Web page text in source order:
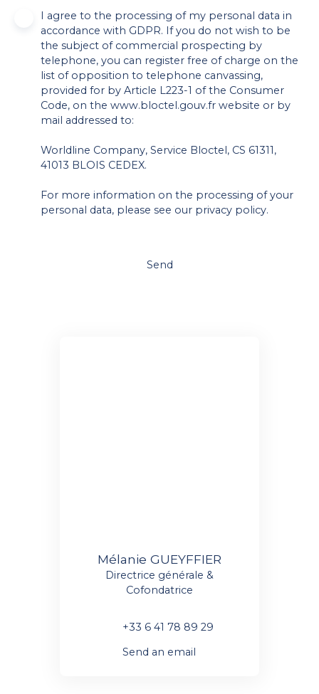
I agree to the processing of my personal data in
accordance with GDPR. If you do not wish to be
the subject of commercial prospecting by
telephone, you can register free of charge on the
list of opposition to telephone canvassing,
provided for by Article L223-1 of the Consumer
Code, on the www.bloctel.gouv.fr website or by
mail addressed to:
Worldline Company, Service Bloctel, CS 61311,
41013 BLOIS CEDEX.
For more information on the processing of your
personal data, please see our privacy policy.
Send
Mélanie GUEYFFIER
Directrice générale &
Cofondatrice
+33 6 41 78 89 29
Send an email